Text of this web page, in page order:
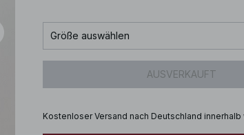
Größe auswählen
AUSVERKAUFT
Kostenloser Versand nach Deutschland